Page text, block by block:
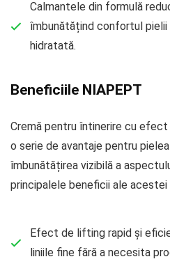
Calmantele din formulă
îmbunătățind confortul pielii
hidratată.
Beneficiile NIAPEPT
Cremă pentru întinerire cu
o serie de avantaje pentru
îmbunătățirea vizibilă a
principalele beneficii ale acestei
Efect de lifting rapid și
liniile fine fără a necesita